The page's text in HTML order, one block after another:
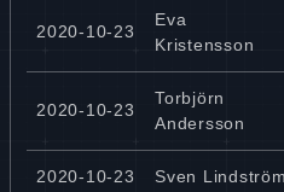
2020-10-23
Eva
Kristensson
2020-10-23
Torbjörn
Andersson
2020-10-23 Sven Lindström